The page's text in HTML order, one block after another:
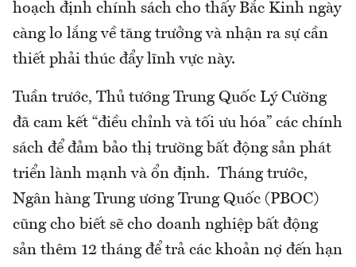
hoạch định chính sách cho thấy Bắc Kinh ngày
càng lo lắng về tăng trưởng và nhận ra sự cần
thiết phải thúc đẩy lĩnh vực này.
Tuần trước, Thủ tướng Trung Quốc Lý Cường
đã cam kết “điều chỉnh và tối ưu hóa” các chính
sách để đảm bảo thị trường bất động sản phát
triển lành mạnh và ổn định. Tháng trước,
Ngân hàng Trung ương Trung Quốc (PBOC)
cũng cho biết sẽ cho doanh nghiệp bất động
sản thêm 12 tháng để trả các khoản nợ đến hạn